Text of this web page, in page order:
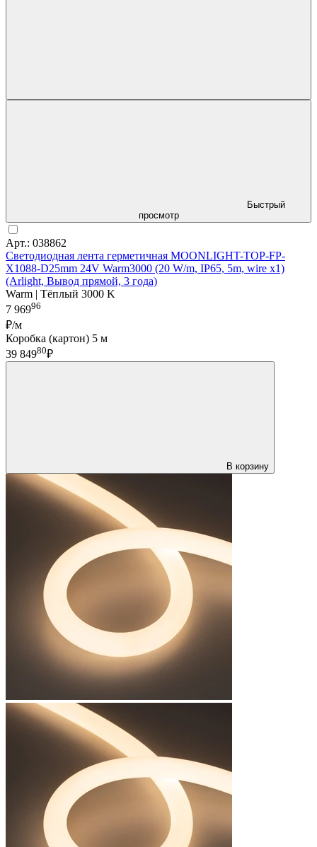
Быстрый
просмотр
Арт.: 038862
Светодиодная лента герметичная MOONLIGHT-TOP-FP-
X1088-D25mm 24V Warm3000 (20 W/m, IP65, 5m, wire x1)
(Arlight, Вывод прямой, 3 года)
Warm | Тёплый 3000 K
7 96996
₽/м
Коробка (картон) 5 м
39 84980₽
В корзину